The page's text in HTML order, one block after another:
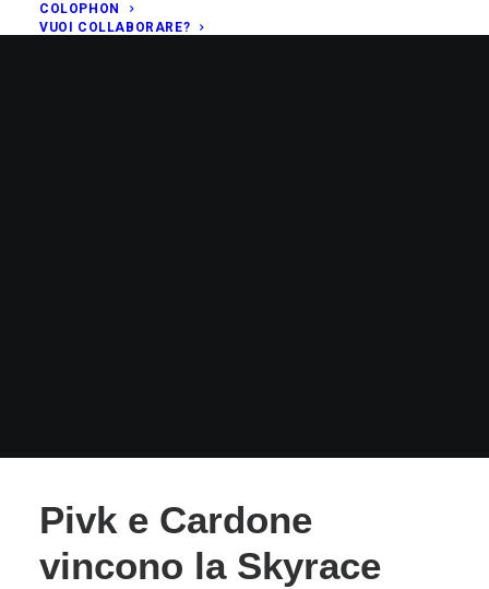
COLOPHON
VUOI COLLABORARE?
Pivk e Cardone
vincono la Skyrace